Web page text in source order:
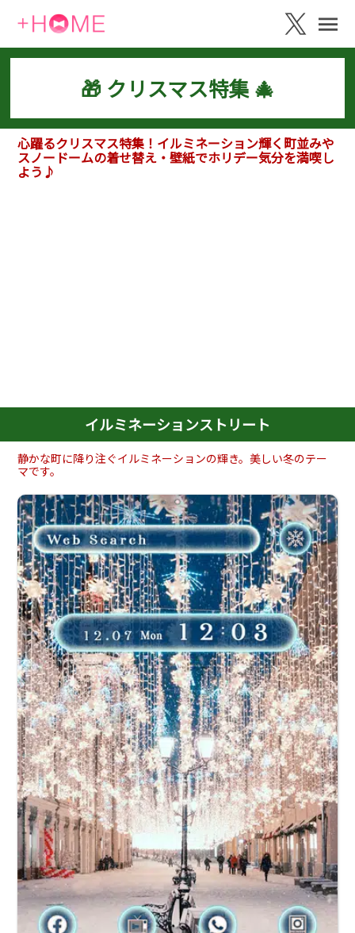
🎁 クリスマス特集 🎄
心躍るクリスマス特集！イルミネーション輝く町並みや
スノードームの着せ替え・壁紙でホリデー気分を満喫し
よう♪
イルミネーションストリート
静かな町に降り注ぐイルミネーションの輝き。美しい冬のテー
マです。